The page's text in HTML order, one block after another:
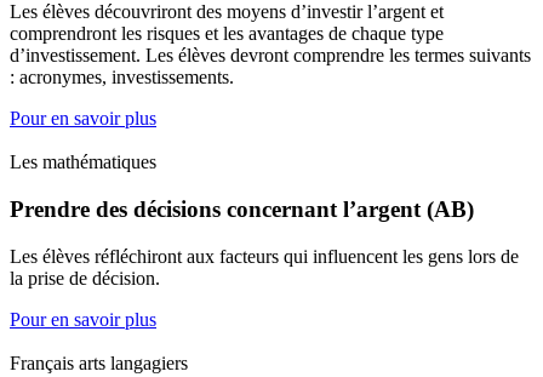
Les élèves découvriront des moyens d’investir l’argent et
comprendront les risques et les avantages de chaque type
d’investissement. Les élèves devront comprendre les termes suivants
: acronymes, investissements.
Pour en savoir plus
Les mathématiques
Prendre des décisions concernant l’argent (AB)
Les élèves réfléchiront aux facteurs qui influencent les gens lors de
la prise de décision.
Pour en savoir plus
Français arts langagiers